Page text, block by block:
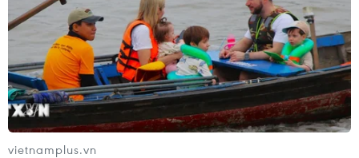
#an ninh chính trị
Khánh Hòa Ninh Thuận
Theo dõi VietnamPlus
vietnamplus.vn